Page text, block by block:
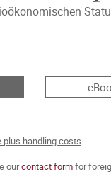
plus handling costs
ourcontact formfor